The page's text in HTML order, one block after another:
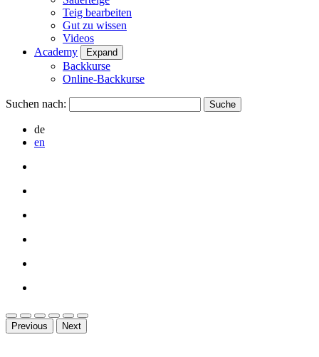
Teig bearbeiten
Gut zu wissen
Videos
Academy
Expand
Backkurse
Online-Backkurse
Suchen nach:
de
en
Previous Next